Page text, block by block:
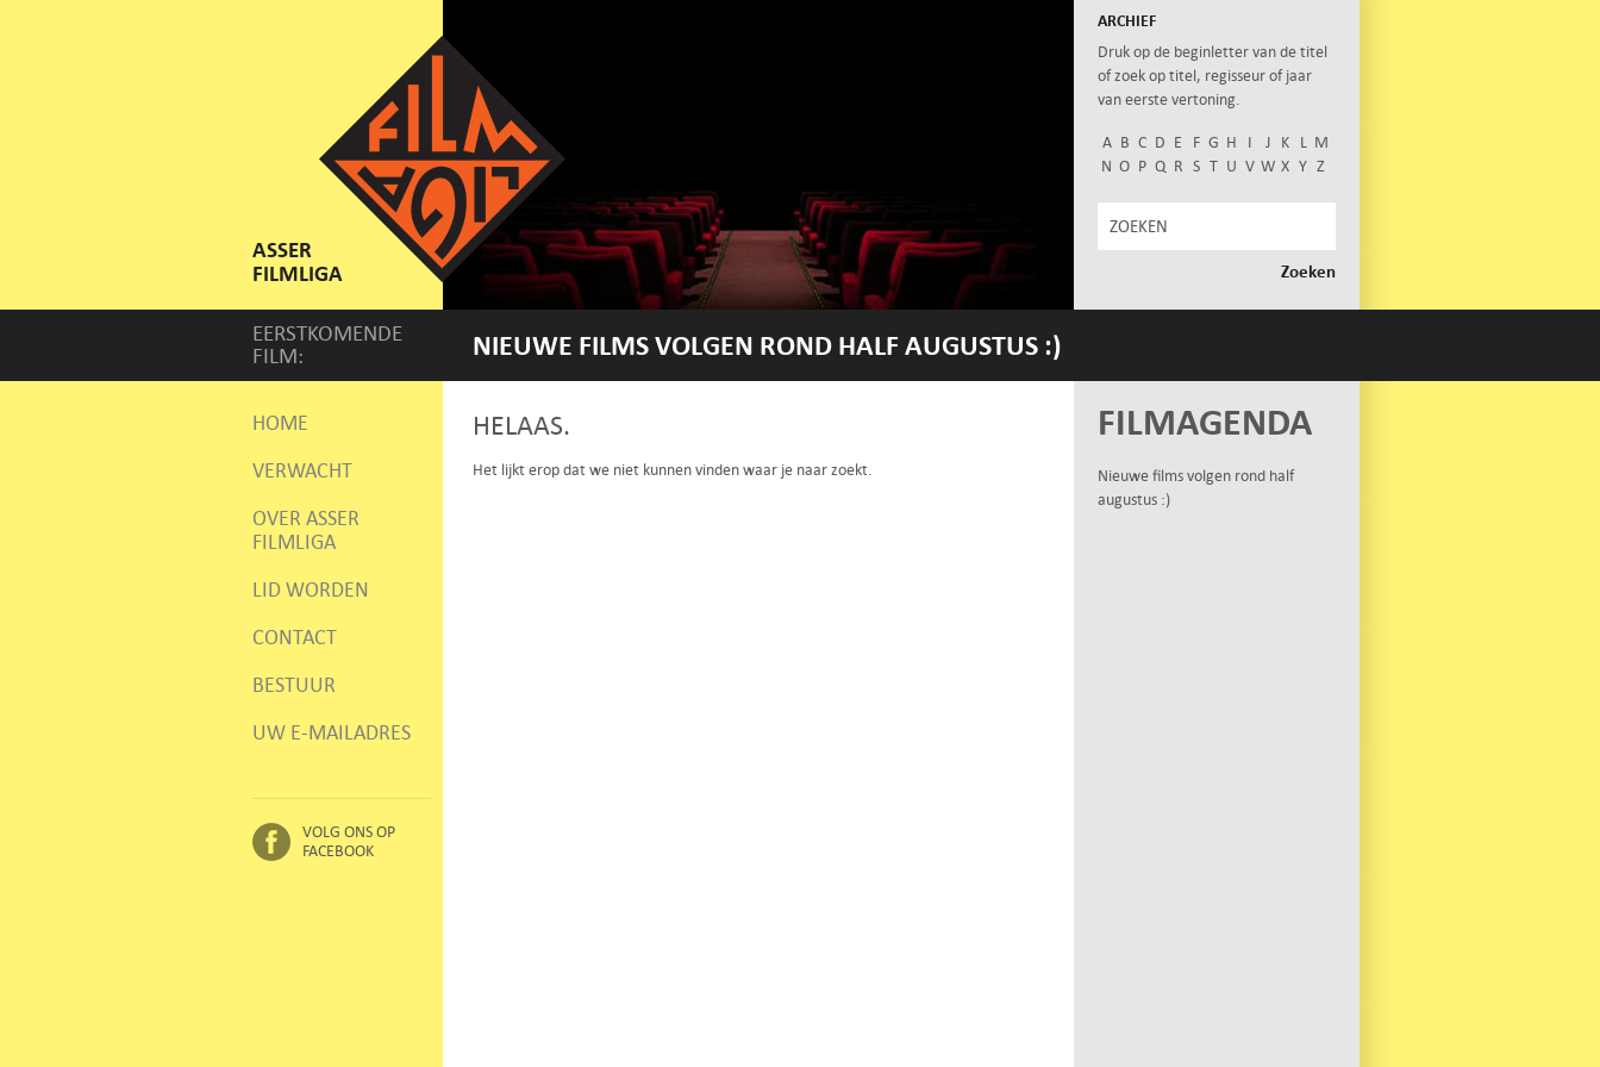
ASSER
FILMLIGA
ARCHIEF
Druk op de beginletter van de titel
of zoek op titel, regisseur of jaar
van eerste vertoning.
A B C D E F G H I J K L M
N O P Q R S T U V W X Y Z
EERSTKOMENDE
FILM:
NIEUWE FILMS VOLGEN ROND HALF AUGUSTUS :)
HOME
VERWACHT
OVER ASSER
FILMLIGA
LID WORDEN
CONTACT
BESTUUR
UW E-MAILADRES
VOLG ONS OP
FACEBOOK
HELAAS.
Het lijkt erop dat we niet kunnen vinden waar je naar zoekt.
FILMAGENDA
Nieuwe films volgen rond half
augustus :)